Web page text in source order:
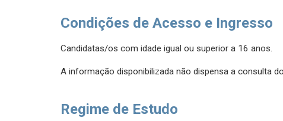
Condições de Acesso e Ingresso
Candidatas/os com idade igual ou superior a 16 anos.
A informação disponibilizada não dispensa a consulta
Regime de Estudo